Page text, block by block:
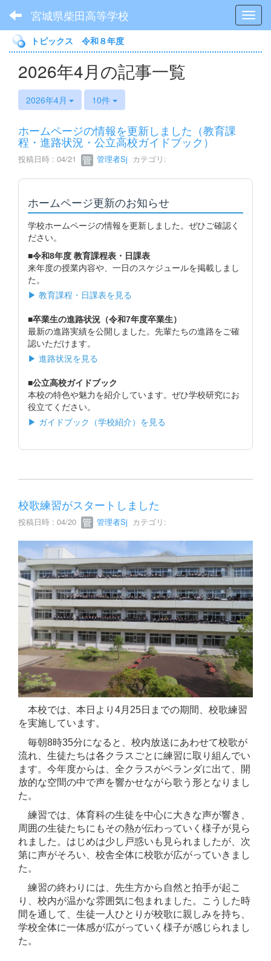
宮城県柴田高等学校
トピックス 令和８年度
2026年4月の記事一覧
2026年4月 10件
ホームページの情報を更新しました（教育課
程・進路状況・公立高校ガイドブック）
投稿日時 : 04/21 管理者Sj カテゴリ:
ホームページ更新のお知らせ
学校ホームページの情報を更新しました。ぜひご確認く
ださい。
■令和8年度 教育課程表・日課表
来年度の授業内容や、一日のスケジュールを掲載しまし
た。
▶ 教育課程・日課表を見る
■卒業生の進路状況（令和7年度卒業生）
最新の進路実績を公開しました。先輩たちの進路をご確
認いただけます。
▶ 進路状況を見る
■公立高校ガイドブック
本校の特色や魅力を紹介しています。ぜひ学校研究にお
役立てください。
▶ ガイドブック（学校紹介）を見る
校歌練習がスタートしました
投稿日時 : 04/20 管理者Sj カテゴリ:
本校では、本日より4月25日までの期間、校歌練習
を実施しています。
毎朝8時35分になると、校内放送にあわせて校歌が
流れ、生徒たちは各クラスごとに練習に取り組んでい
ます。今年度からは、全クラスがベランダに出て、開
放的な空間の中で声を響かせながら歌う形となりまし
た。
練習では、体育科の生徒を中心に大きな声が響き、
周囲の生徒たちにもその熱が伝わっていく様子が見ら
れました。はじめは少し戸惑いも見られましたが、次
第に声がそろい、校舎全体に校歌が広がっていきまし
た。
練習の終わりには、先生方から自然と拍手が起こ
り、校内が温かな雰囲気に包まれました。こうした時
間を通して、生徒一人ひとりが校歌に親しみを持ち、
学校全体に一体感が広がっていく様子が感じられまし
た。